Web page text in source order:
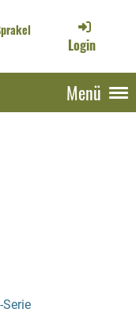
Login
Menü